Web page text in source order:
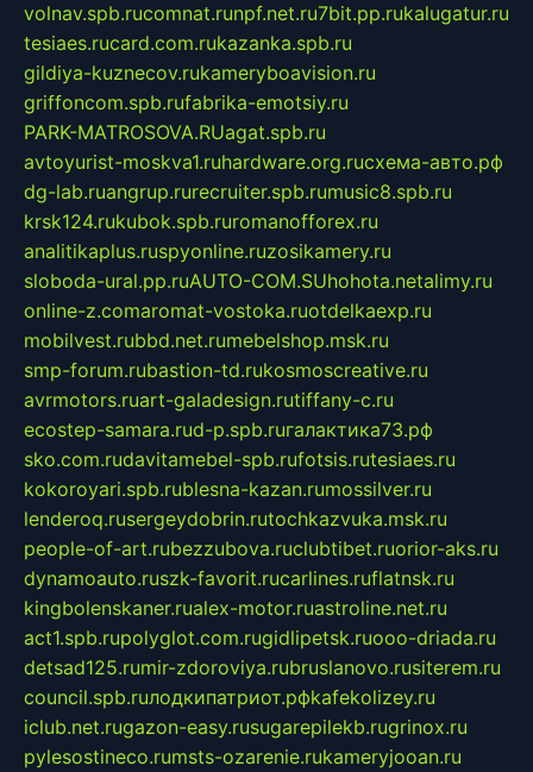
volnav.spb.rucomnat.runpf.net.ru7bit.pp.rukalugatur.ru
tesiaes.rucard.com.rukazanka.spb.ru
gildiya-kuznecov.rukameryboavision.ru
griffoncom.spb.rufabrika-emotsiy.ru
PARK-MATROSOVA.RUagat.spb.ru
avtoyurist-moskva1.ruhardware.org.ruсхема-авто.рф
dg-lab.ruangrup.rurecruiter.spb.rumusic8.spb.ru
krsk124.rukubok.spb.ruromanofforex.ru
analitikaplus.ruspyonline.ruzosikamery.ru
sloboda-ural.pp.ruAUTO-COM.SUhohota.netalimy.ru
online-z.comaromat-vostoka.ruotdelkaexp.ru
mobilvest.rubbd.net.rumebelshop.msk.ru
smp-forum.rubastion-td.rukosmoscreative.ru
avrmotors.ruart-galadesign.rutiffany-c.ru
ecostep-samara.rud-p.spb.ruгалактика73.рф
sko.com.rudavitamebel-spb.rufotsis.rutesiaes.ru
kokoroyari.spb.rublesna-kazan.rumossilver.ru
lenderoq.rusergeydobrin.rutochkazvuka.msk.ru
people-of-art.rubezzubova.ruclubtibet.ruorior-aks.ru
dynamoauto.ruszk-favorit.rucarlines.ruflatnsk.ru
kingbolenskaner.rualex-motor.ruastroline.net.ru
act1.spb.rupolyglot.com.rugidlipetsk.ruooo-driada.ru
detsad125.rumir-zdoroviya.rubruslanovo.rusiterem.ru
council.spb.ruлодкипатриот.рфkafekolizey.ru
iclub.net.rugazon-easy.rusugarepilekb.rugrinox.ru
pylesostineco.rumsts-ozarenie.rukameryjooan.ru